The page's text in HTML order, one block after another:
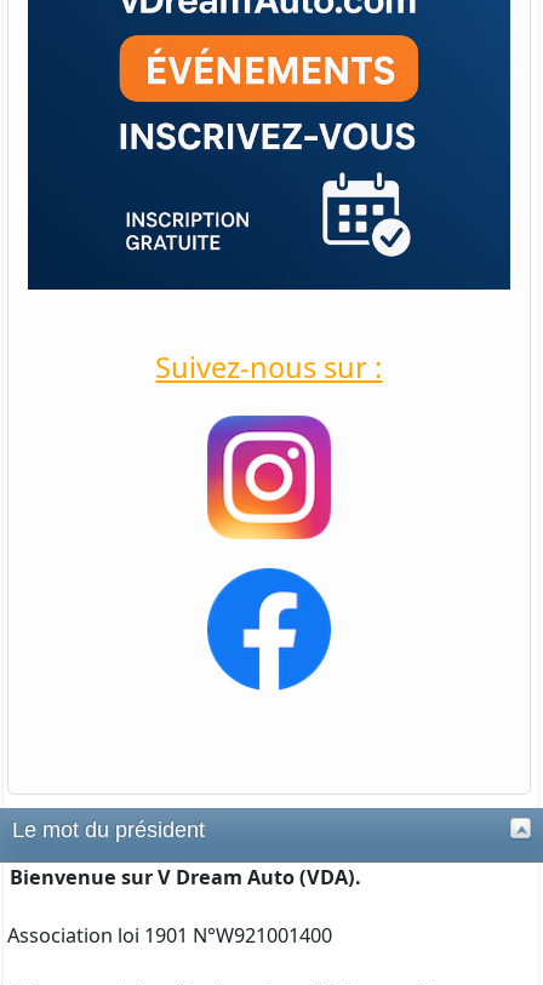
Bienvenue sur V Dream Auto (VDA).
Association loi 1901 N°W921001400
Notre association à but non lucratif dispose d'un espace